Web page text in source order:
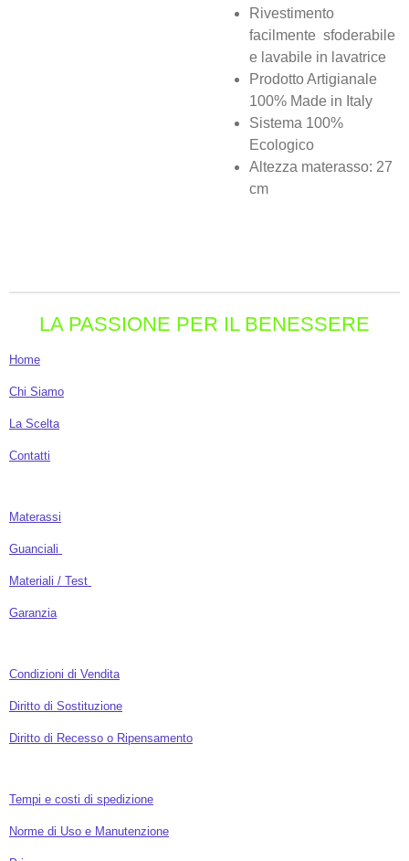
Rivestimento
facilmente sfoderabile
e lavabile in lavatrice
Prodotto Artigianale
100% Made in Italy
Sistema 100%
Ecologico
Altezza materasso: 27
cm
LA PASSIONE PER IL BENESSERE
Home
Chi Siamo
La Scelta
Contatti
Materassi
Guanciali
Materiali / Test
Garanzia
Condizioni di Vendita
Diritto di Sostituzione
Diritto di Recesso o Ripensamento
Tempi e costi di spedizione
Norme di Uso e Manutenzione